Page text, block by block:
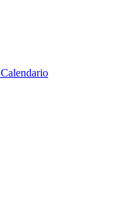
Calendario